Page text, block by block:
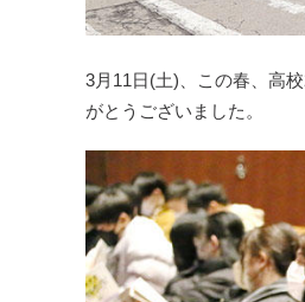
3月11日(土)、この春、高
がとうございました。